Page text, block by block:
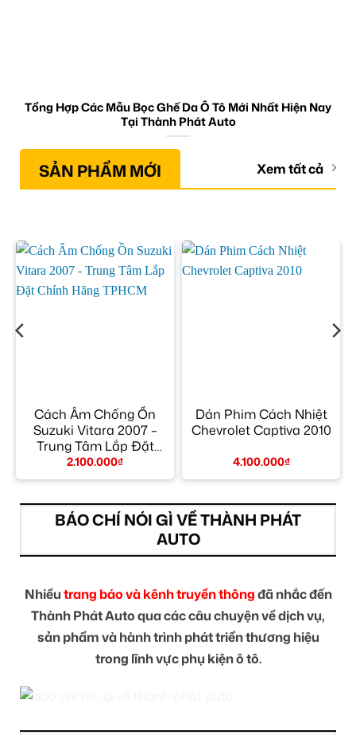
Tổng Hợp Các Mẫu Bọc Ghế Da Ô Tô Mới Nhất Hiện Nay
Tại Thành Phát Auto
SẢN PHẨM MỚI Xem tất cả
Cách Âm Chống Ồn
Suzuki Vitara 2007 –
Trung Tâm Lắp Đặt
Chính Hãng TPHCM
2.100.000₫
Dán Phim Cách Nhiệt
Chevrolet Captiva 2010
4.100.000₫
BÁO CHÍ NÓI GÌ VỀ THÀNH PHÁT
AUTO
Nhiềutrang báo và kênh truyền thôngđã nhắc đến
Thành Phát Auto qua các câu chuyện về dịch vụ,
sản phẩm và hành trình phát triển thương hiệu
trong lĩnh vực phụ kiện ô tô.